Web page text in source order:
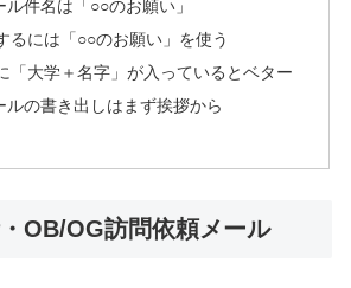
ル件名は「○○のお願い」
るには「○○のお願い」を使う
「大学＋名字」が入っているとベター
ルの書き出しはまず挨拶から
・OB/OG訪問依頼メール